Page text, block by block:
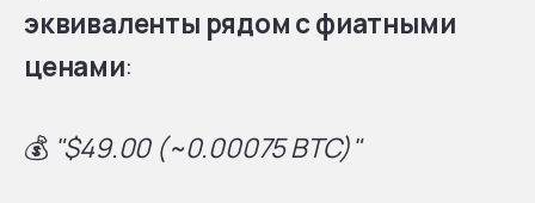
эквиваленты рядом с фиатными
ценами:
💰 "$49.00 (~0.00075 BTC)"